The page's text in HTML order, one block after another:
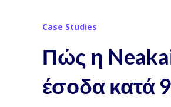
Case Studies
Πώς η
έσοδα κατά